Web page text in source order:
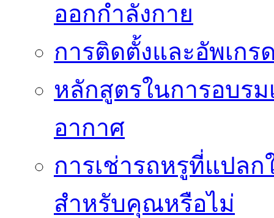
ออกกำลังกาย
การติดตั้งและอัพเกรด
หลักสูตรในการอบร
อากาศ
การเช่ารถหรูที่แปลก
สำหรับคุณหรือไม่